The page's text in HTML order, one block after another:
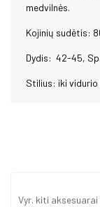
medvilnės.
Kojinių sudėtis:
Dydis: 42-45,
Stilius: iki vidurio
Vyr. kiti aksesuarai